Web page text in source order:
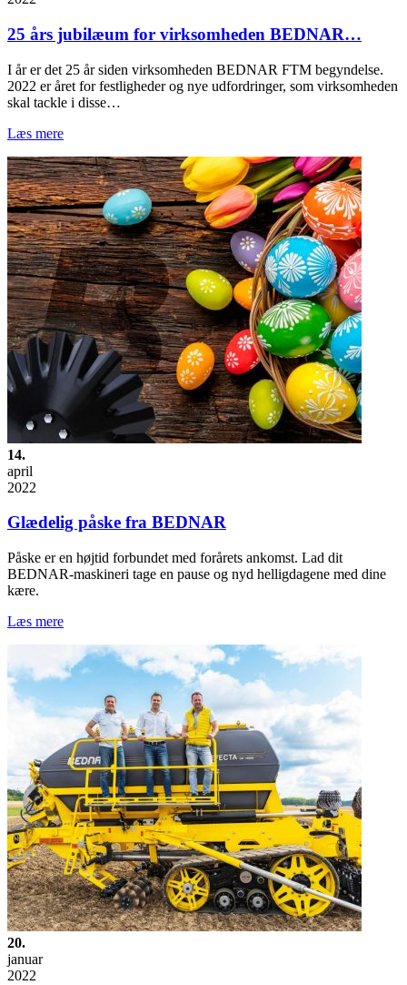
25 års jubilæum for virksomheden BEDNAR…
I år er det 25 år siden virksomheden BEDNAR FTM begyndelse.
2022 er året for festligheder og nye udfordringer, som virksomheden
skal tackle i disse…
Læs mere
14.
april
2022
Glædelig påske fra BEDNAR
Påske er en højtid forbundet med forårets ankomst. Lad dit
BEDNAR-maskineri tage en pause og nyd helligdagene med dine
kære.
Læs mere
20.
januar
2022